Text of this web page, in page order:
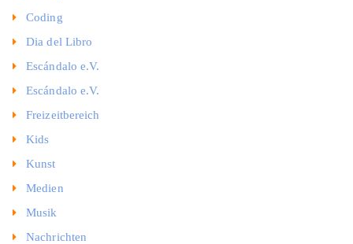
Coding
Dia del Libro
Escándalo e.V.
Escándalo e.V.
Freizeitbereich
Kids
Kunst
Medien
Musik
Nachrichten